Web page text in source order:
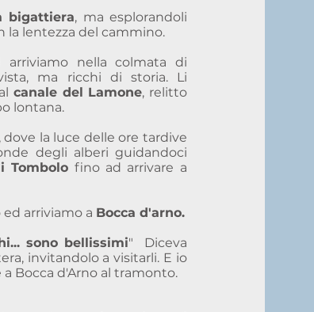
bigattiera, ma esplorandoli
la lentezza del cammino.
arriviamo nella colmata di
ma ricchi di storia. Li
canale del Lamone, relitto
lontana.
, dove la luce delle ore tardive
degli alberi guidandoci
Tombolo fino ad arrivare a
arriviamo a Bocca d'arno.
sono bellissimi" Diceva
invitandolo a visitarli. E io
Bocca d'Arno al tramonto.